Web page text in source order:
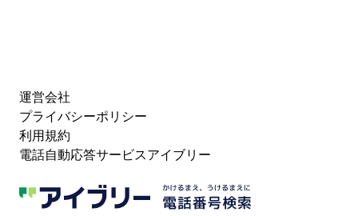
運営会社
プライバシーポリシー
利用規約
電話自動応答サービスアイブリー